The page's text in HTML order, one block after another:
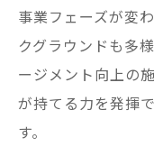
事業フェーズが変
クグラウンドも多
ージメント向上の
が持てる力を発揮
す。